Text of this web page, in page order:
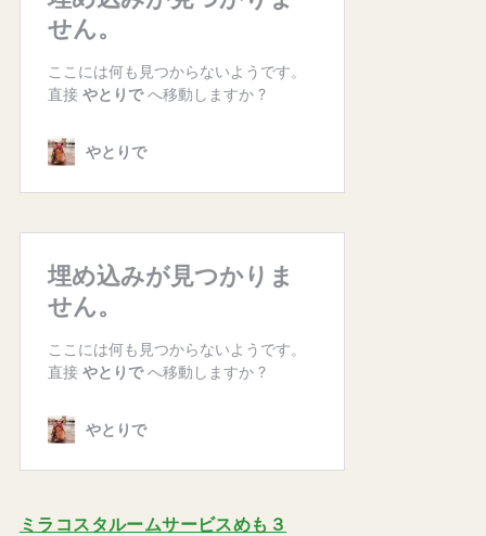
ミラコスタルームサービスめも３